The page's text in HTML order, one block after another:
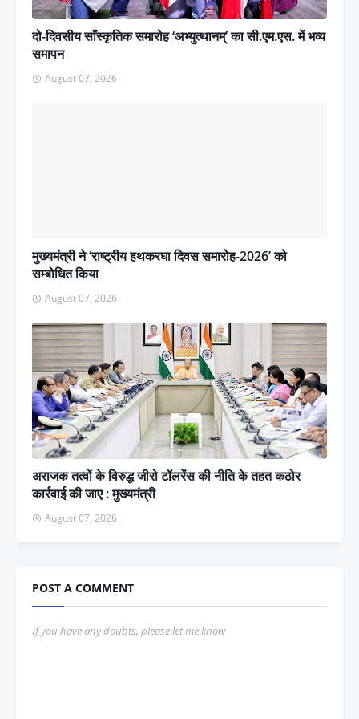
दो-दिवसीय साँस्कृतिक समारोह ‘अभ्युत्थानम्’ का सी.एम.एस. में भव्य
समापन
August 07, 2026
मुख्यमंत्री ने ‘राष्ट्रीय हथकरघा दिवस समारोह-2026’ को
सम्बोधित किया
August 07, 2026
अराजक तत्वों के विरुद्ध जीरो टॉलरेंस की नीति के तहत कठोर
कार्रवाई की जाए : मुख्यमंत्री
August 07, 2026
POST A COMMENT
If you have any doubts, please let me know